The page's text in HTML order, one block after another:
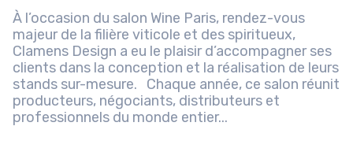
À l’occasion du salon Wine Paris, rendez-vous
majeur de la filière viticole et des spiritueux,
Clamens Design a eu le plaisir d’accompagner ses
clients dans la conception et la réalisation de leurs
stands sur-mesure. Chaque année, ce salon réunit
producteurs, négociants, distributeurs et
professionnels du monde entier...